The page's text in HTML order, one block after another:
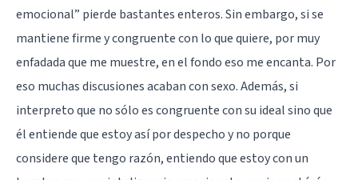
emocional” pierde bastantes enteros. Sin embargo, si se
mantiene firme y congruente con lo que quiere, por muy
enfadada que me muestre, en el fondo eso me encanta. Por
eso muchas discusiones acaban con sexo. Además, si
interpreto que no sólo es congruente con su ideal sino que
él entiende que estoy así por despecho y no porque
considere que tengo razón, entiendo que estoy con un